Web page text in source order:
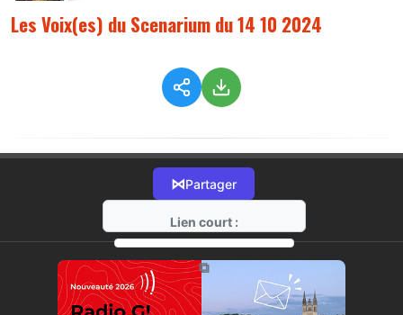
Les Voix(es) du Scenarium du 14 10 2024
⋈Partager
Lien court :
https://radio-g.fr?15526
⧉